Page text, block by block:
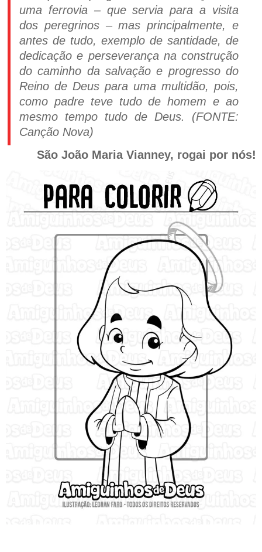
uma ferrovia – que servia para a visita
dos peregrinos – mas principalmente, e
antes de tudo, exemplo de santidade, de
dedicação e perseverança na construção
do caminho da salvação e progresso do
Reino de Deus para uma multidão, pois,
como padre teve tudo de homem e ao
mesmo tempo tudo de Deus. (FONTE:
Canção Nova)
São João Maria Vianney, rogai por nós!